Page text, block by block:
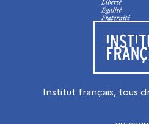
Visiter le site de
Institut français, tous